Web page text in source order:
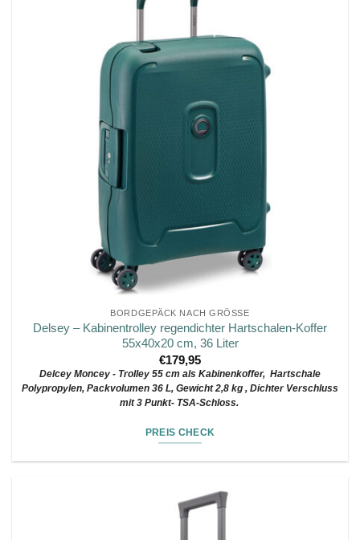
BORDGEPÄCK NACH GRÖSSE
Delsey – Kabinentrolley regendichter Hartschalen-Koffer
55x40x20 cm, 36 Liter
€179,95
Delcey Moncey - Trolley 55 cm als Kabinenkoffer, Hartschale
Polypropylen, Packvolumen 36 L, Gewicht 2,8 kg , Dichter Verschluss
mit 3 Punkt- TSA-Schloss.
PREIS CHECK